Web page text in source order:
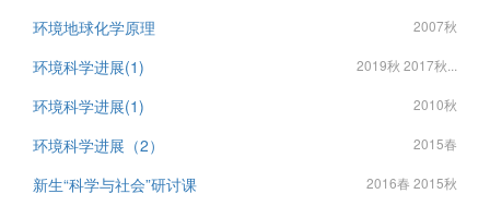
环境地球化学原理 2007秋
环境科学进展(1) 2019秋 2017秋...
环境科学进展(1) 2010秋
环境科学进展（2） 2015春
新生“科学与社会”研讨课 2016春 2015秋